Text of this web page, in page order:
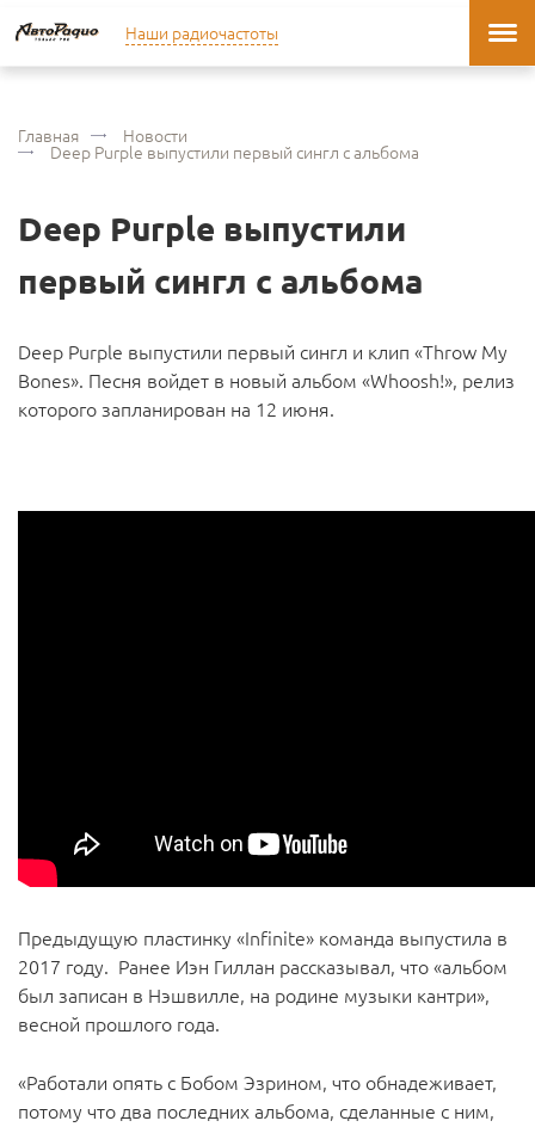
Наши радиочастоты
Главная Новости
Deep Purple выпустили первый сингл с альбома
Deep Purple выпустили
первый сингл с альбома
Deep Purple выпустили первый сингл и клип «Throw My
Bones». Песня войдет в новый альбом «Whoosh!», релиз
которого запланирован на 12 июня.
Предыдущую пластинку «Infinite» команда выпустила в
2017 году. Ранее Иэн Гиллан рассказывал, что «альбом
был записан в Нэшвилле, на родине музыки кантри»,
весной прошлого года.
«Работали опять с Бобом Эзрином, что обнадеживает,
потому что два последних альбома, сделанные с ним,